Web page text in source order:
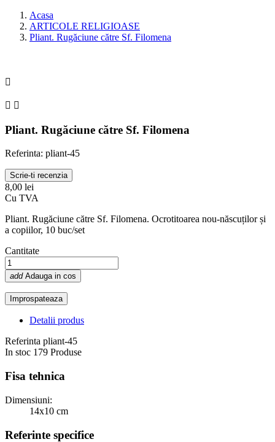
Acasa
ARTICOLE RELIGIOASE
Pliant. Rugăciune către Sf. Filomena

 
Pliant. Rugăciune către Sf. Filomena
Referinta: pliant-45
Scrie-ti recenzia
8,00 lei
Cu TVA
Pliant. Rugăciune către Sf. Filomena. Ocrotitoarea nou-născuților și
a copiilor, 10 buc/set
Cantitate
add Adauga in cos
Detalii produs
Referinta pliant-45
In stoc 179 Produse
Fisa tehnica
Dimensiuni:
14x10 cm
Referinte specifice